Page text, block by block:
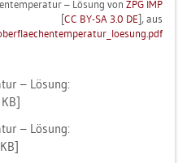
– Lö­sung von ZPG IMP
[CC BY-SA 3.0 DE], aus
– Lö­sung:
– Lö­sung: